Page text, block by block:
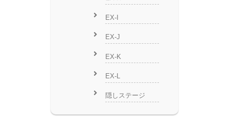
EX-I
EX-J
EX-K
EX-L
隠しステージ